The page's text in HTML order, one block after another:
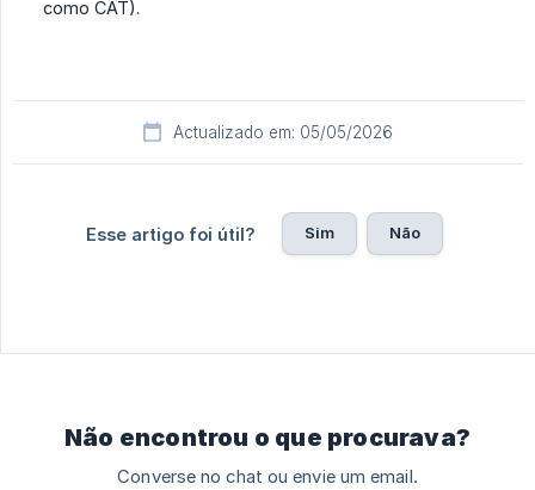
como CAT).
Actualizado em: 05/05/2026
Esse artigo foi útil? Sim Não
Não encontrou o que procurava?
Converse no chat ou envie um email.